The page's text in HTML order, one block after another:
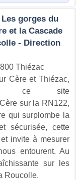
Les gorges du
et la Cascade
- Direction
Thiézac
Cère et Thiézac,
ce site
sur la RN122,
qui surplombe la
sécurisée, cette
invite à mesurer
entourent. Au
sur les
Roucolle.